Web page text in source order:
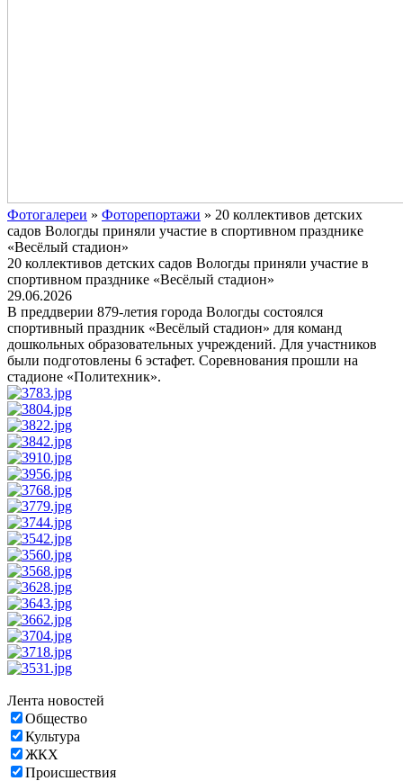
Фотогалереи » Фоторепортажи » 20 коллективов детских
садов Вологды приняли участие в спортивном празднике
«Весёлый стадион»
20 коллективов детских садов Вологды приняли участие в
спортивном празднике «Весёлый стадион»
29.06.2026
В преддверии 879-летия города Вологды состоялся
спортивный праздник «Весёлый стадион» для команд
дошкольных образовательных учреждений. Для участников
были подготовлены 6 эстафет. Соревнования прошли на
стадионе «Политехник».
Лента новостей
Общество
Культура
ЖКХ
Происшествия